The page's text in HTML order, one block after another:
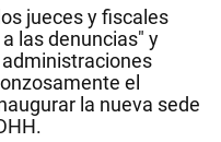
jueces y fiscales
las denuncias" y
el
la nueva sede